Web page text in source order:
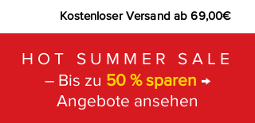
Kostenloser Versand ab 69,00€
HOT SUMMER SALE
– Bis zu 50 % sparen →
Angebote ansehen